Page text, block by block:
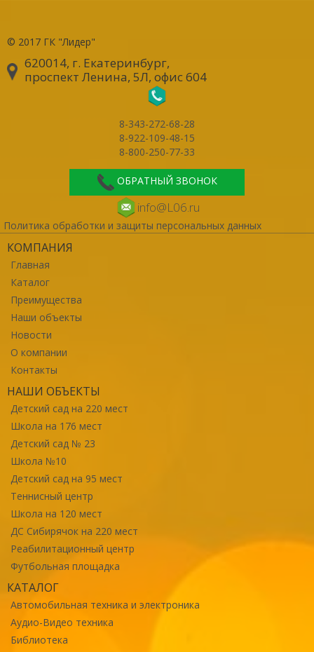
© 2017 ГК "Лидер"
620014, г. Екатеринбург,
проспект Ленина, 5Л, офис 604
8-343-272-68-28
8-922-109-48-15
8-800-250-77-33
ОБРАТНЫЙ ЗВОНОК
info@L06.ru
Политика обработки и защиты персональных данных
КОМПАНИЯ
Главная
Каталог
Преимущества
Наши объекты
Новости
О компании
Контакты
НАШИ ОБЪЕКТЫ
Детский сад на 220 мест
Школа на 176 мест
Детский сад № 23
Школа №10
Детский сад на 95 мест
Теннисный центр
Школа на 120 мест
ДС Сибирячок на 220 мест
Реабилитационный центр
Футбольная площадка
КАТАЛОГ
Автомобильная техника и электроника
Аудио-Видео техника
Библиотека